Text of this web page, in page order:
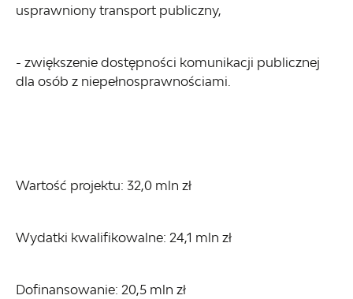
usprawniony transport publiczny,
- zwiększenie dostępności komunikacji publicznej
dla osób z niepełnosprawnościami.
Wartość projektu: 32,0 mln zł
Wydatki kwalifikowalne: 24,1 mln zł
Dofinansowanie: 20,5 mln zł